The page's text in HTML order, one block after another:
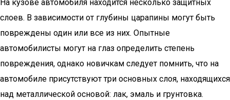
На кузове автомобиля находится несколько защитных
слоев. В зависимости от глубины царапины могут быть
повреждены один или все из них. Опытные
автомобилисты могут на глаз определить степень
повреждения, однако новичкам следует помнить, что на
автомобиле присутствуют три основных слоя, находящихся
над металлической основой: лак, эмаль и грунтовка.